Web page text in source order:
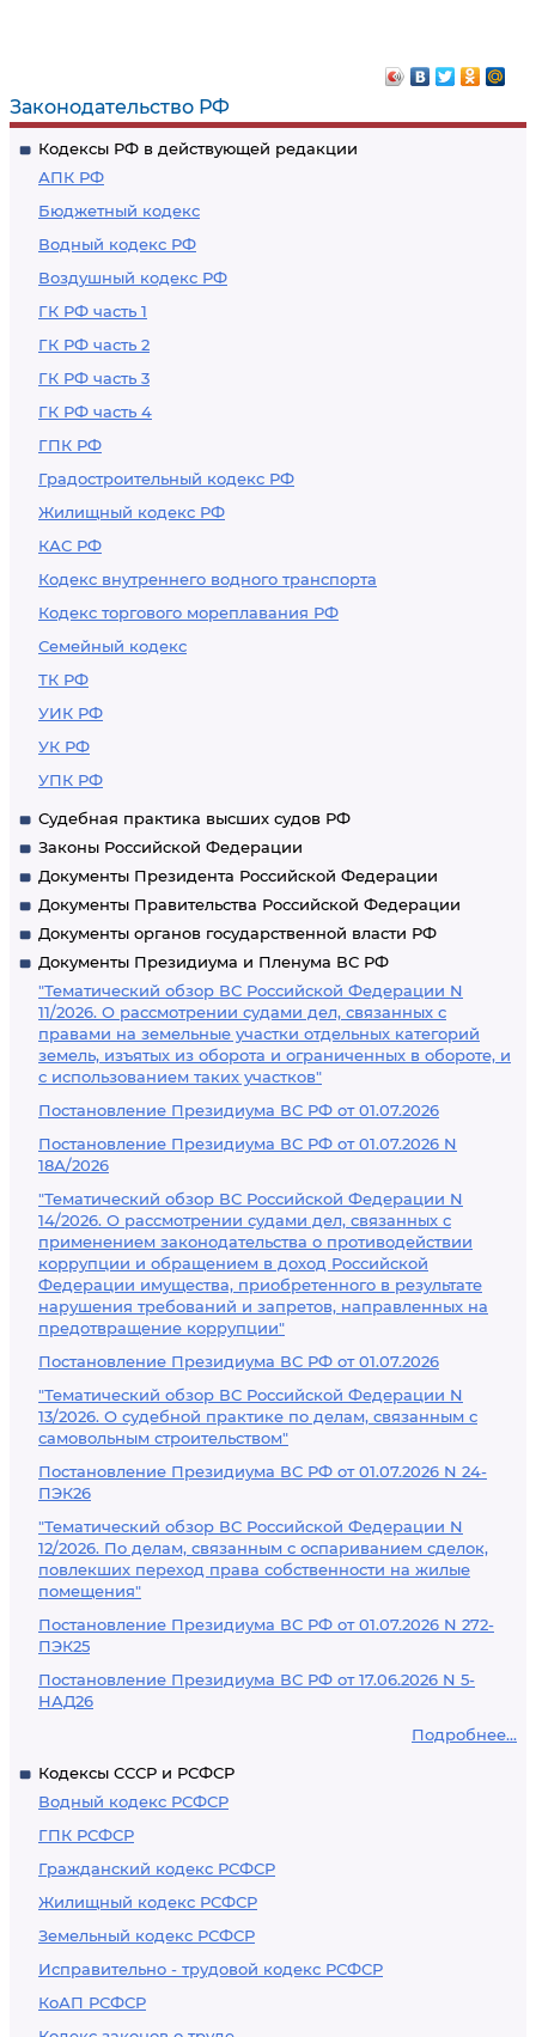
Законодательство РФ
Кодексы РФ в действующей редакции
АПК РФ
Бюджетный кодекс
Водный кодекс РФ
Воздушный кодекс РФ
ГК РФ часть 1
ГК РФ часть 2
ГК РФ часть 3
ГК РФ часть 4
ГПК РФ
Градостроительный кодекс РФ
Жилищный кодекс РФ
КАС РФ
Кодекс внутреннего водного транспорта
Кодекс торгового мореплавания РФ
Семейный кодекс
ТК РФ
УИК РФ
УК РФ
УПК РФ
Судебная практика высших судов РФ
Законы Российской Федерации
Документы Президента Российской Федерации
Документы Правительства Российской Федерации
Документы органов государственной власти РФ
Документы Президиума и Пленума ВС РФ
"Тематический обзор ВС Российской Федерации N
11/2026. О рассмотрении судами дел, связанных с
правами на земельные участки отдельных категорий
земель, изъятых из оборота и ограниченных в обороте, и
с использованием таких участков"
Постановление Президиума ВС РФ от 01.07.2026
Постановление Президиума ВС РФ от 01.07.2026 N
18А/2026
"Тематический обзор ВС Российской Федерации N
14/2026. О рассмотрении судами дел, связанных с
применением законодательства о противодействии
коррупции и обращением в доход Российской
Федерации имущества, приобретенного в результате
нарушения требований и запретов, направленных на
предотвращение коррупции"
Постановление Президиума ВС РФ от 01.07.2026
"Тематический обзор ВС Российской Федерации N
13/2026. О судебной практике по делам, связанным с
самовольным строительством"
Постановление Президиума ВС РФ от 01.07.2026 N 24-
ПЭК26
"Тематический обзор ВС Российской Федерации N
12/2026. По делам, связанным с оспариванием сделок,
повлекших переход права собственности на жилые
помещения"
Постановление Президиума ВС РФ от 01.07.2026 N 272-
ПЭК25
Постановление Президиума ВС РФ от 17.06.2026 N 5-
НАД26
Подробнее...
Кодексы СССР и РСФСР
Водный кодекс РСФСР
ГПК РСФСР
Гражданский кодекс РСФСР
Жилищный кодекс РСФСР
Земельный кодекс РСФСР
Исправительно - трудовой кодекс РСФСР
КоАП РСФСР